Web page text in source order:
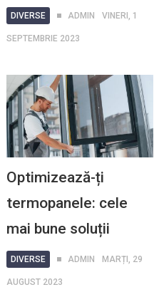
DIVERSE ADMIN VINERI, 1
SEPTEMBRIE 2023
Optimizează-ți
termopanele: cele
mai bune soluții
DIVERSE ADMIN MARȚI, 29
AUGUST 2023